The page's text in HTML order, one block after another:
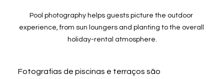
Pool photography helps guests picture the outdoor
experience, from sun loungers and planting to the overall
holiday-rental atmosphere.
Fotografias de piscinas e terraços são